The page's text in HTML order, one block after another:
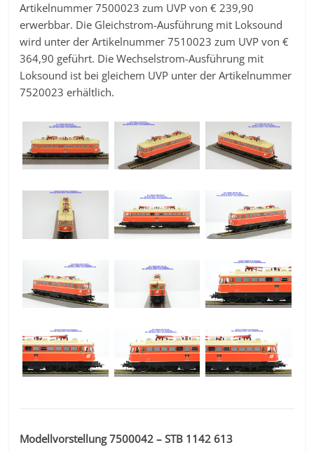
Artikelnummer 7500023 zum UVP von € 239,90
erwerbbar. Die Gleichstrom-Ausführung mit Loksound
wird unter der Artikelnummer 7510023 zum UVP von €
364,90 geführt. Die Wechselstrom-Ausführung mit
Loksound ist bei gleichem UVP unter der Artikelnummer
7520023 erhältlich.
Modellvorstellung 7500042 – STB 1142 613